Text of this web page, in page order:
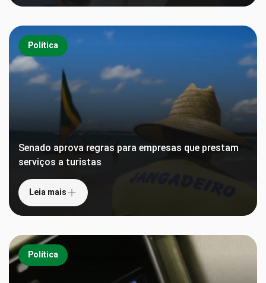
Política
Senado aprova regras para empresas que prestam
serviços a turistas
Leia mais
Política